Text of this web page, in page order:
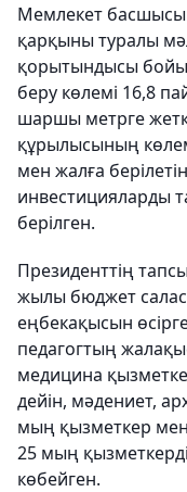
Мемлекет
қарқыны туралы
қорытындысы
беру көлемі 16,8
шаршы метрге
құрылысының
мен жалға
инвестицияларды
берілген.
Президенттің
жылы бюджет
еңбекақысын
педагогтың
медицина
дейін, мәдениет,
мың қызметкер мен
25 мың
көбейген.